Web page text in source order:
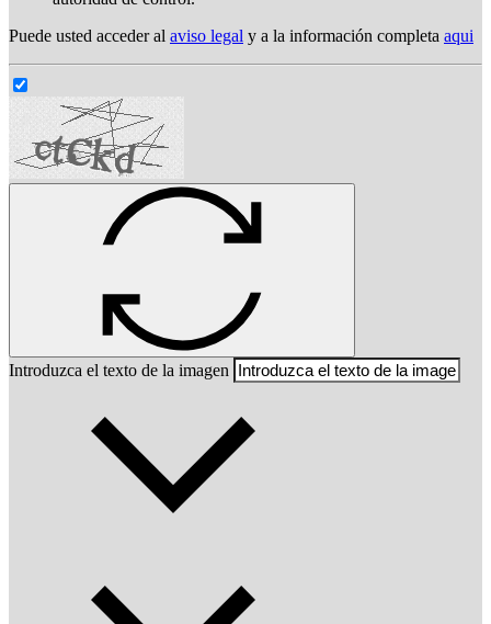
Puede usted acceder al aviso legal y a la información completa aqui
Introduzca el texto de la imagen